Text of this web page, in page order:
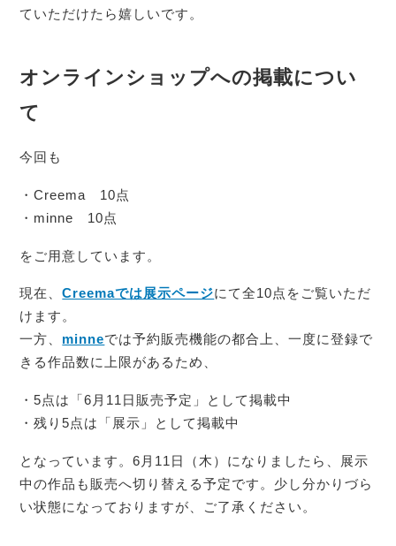
ていただけたら嬉しいです。
オンラインショップへの掲載につい
て
今回も
・Creema 10点
・minne 10点
をご用意しています。
現在、Creemaでは展示ページにて全10点をご覧いただ
けます。
一方、 minneでは予約販売機能の都合上、一度に登録で
きる作品数に上限があるため、
・5点は「6月11日販売予定」として掲載中
・残り5点は「展示」として掲載中
となっています。6月11日（木）になりましたら、展示
中の作品も販売へ切り替える予定です。少し分かりづら
い状態になっておりますが、ご了承ください。